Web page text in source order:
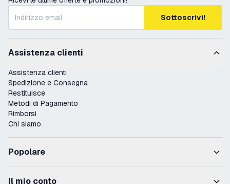
Sottoscrivi!
Assistenza clienti
Assistenza clienti
Spedizione e Consegna
Restituisce
Metodi di Pagamento
Rimborsi
Chi siamo
Popolare
Il mio conto